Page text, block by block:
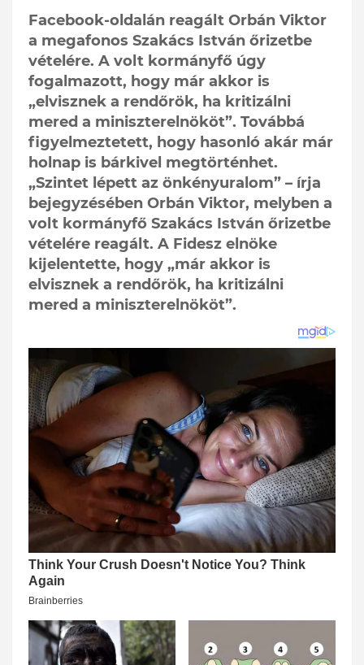
Facebook-oldalán reagált Orbán Viktor
a megafonos Szakács István őrizetbe
vételére. A volt kormányfő úgy
fogalmazott, hogy már akkor is
„elvisznek a rendőrök, ha kritizálni
mered a miniszterelnököt”. Továbbá
figyelmeztetett, hogy hasonló akár már
holnap is bárkivel megtörténhet.
„Szintet lépett az önkényuralom” – írja
bejegyzésében Orbán Viktor, melyben a
volt kormányfő Szakács István őrizetbe
vételére reagált. A Fidesz elnöke
kijelentette, hogy „már akkor is
elvisznek a rendőrök, ha kritizálni
mered a miniszterelnököt”.